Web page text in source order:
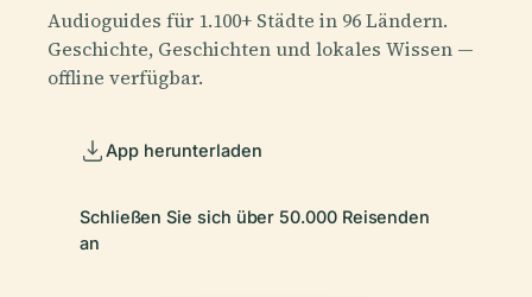
Audioguides für 1.100+ Städte in 96 Ländern.
Geschichte, Geschichten und lokales Wissen —
offline verfügbar.
App herunterladen
Schließen Sie sich über 50.000 Reisenden
an